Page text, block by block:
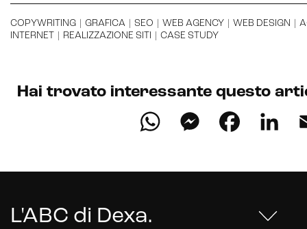
Realtà Aumentata
Realtà Virtuale
COPYWRITING GRAFICA SEO WEB AGENCY WEB DESIGN
INTERNET
REALIZZAZIONE SITI CASE STUDY
Hai trovato interessante questo
WhatsApp
L'ABC di Dexa.